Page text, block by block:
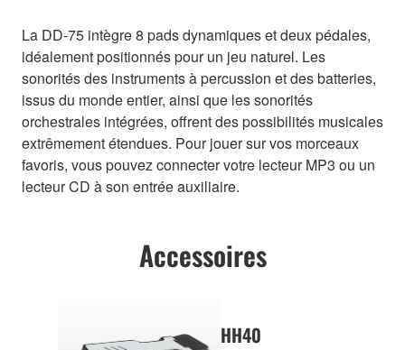
La DD-75 intègre 8 pads dynamiques et deux pédales,
idéalement positionnés pour un jeu naturel. Les
sonorités des instruments à percussion et des batteries,
issus du monde entier, ainsi que les sonorités
orchestrales intégrées, offrent des possibilités musicales
extrêmement étendues. Pour jouer sur vos morceaux
favoris, vous pouvez connecter votre lecteur MP3 ou un
lecteur CD à son entrée auxiliaire.
Accessoires
HH40